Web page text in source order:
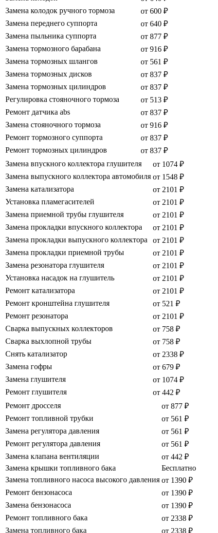
Замена колодок ручного тормоза
от 600 ₽
Замена переднего суппорта
от 640 ₽
Замена пыльника суппорта
от 877 ₽
Замена тормозного барабана
от 916 ₽
Замена тормозных шлангов
от 561 ₽
Замена тормозных дисков
от 837 ₽
Замена тормозных цилиндров
от 837 ₽
Регулировка стояночного тормоза
от 513 ₽
Ремонт датчика abs
от 837 ₽
Замена стояночного тормоза
от 916 ₽
Ремонт тормозного суппорта
от 837 ₽
Ремонт тормозных цилиндров
от 837 ₽
Замена впускного коллектора глушителя
от 1074 ₽
Замена выпускного коллектора автомобиля от 1548 ₽
Замена катализатора
от 2101 ₽
Установка пламегасителей
от 2101 ₽
Замена приемной трубы глушителя
от 2101 ₽
Замена прокладки впускного коллектора
от 2101 ₽
Замена прокладки выпускного коллектора
от 2101 ₽
Замена прокладки приемной трубы
от 2101 ₽
Замена резонатора глушителя
от 2101 ₽
Установка насадок на глушитель
от 2101 ₽
Ремонт катализатора
от 2101 ₽
Ремонт кронштейна глушителя
от 521 ₽
Ремонт резонатора
от 2101 ₽
Сварка выпускных коллекторов
от 758 ₽
Сварка выхлопной трубы
от 758 ₽
Снять катализатор
от 2338 ₽
Замена гофры
от 679 ₽
Замена глушителя
от 1074 ₽
Ремонт глушителя
от 442 ₽
Ремонт дросселя
от 877 ₽
Ремонт топливной трубки
от 561 ₽
Замена регулятора давления
от 561 ₽
Ремонт регулятора давления
от 561 ₽
Замена клапана вентиляции
от 442 ₽
Замена крышки топливного бака
Бесплатно
Замена топливного насоса высокого давления от 1390 ₽
Ремонт бензонасоса
от 1390 ₽
Замена бензонасоса
от 1390 ₽
Ремонт топливного бака
от 2338 ₽
Замена топливного бака
от 2338 ₽